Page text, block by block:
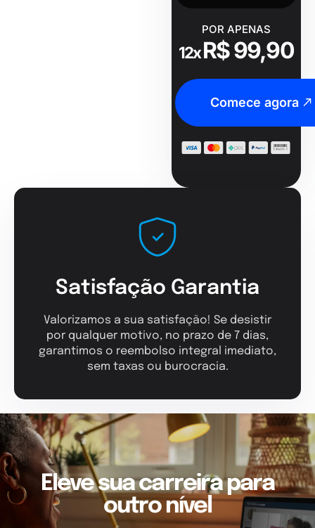
POR APENAS
12xR$ 99,90
Comece agora
Satisfação Garantia
Valorizamos a sua satisfação! Se desistir
por qualquer motivo, no prazo de 7 dias,
garantimos o reembolso integral imediato,
sem taxas ou burocracia.
Eleve sua carreira para
outro nível